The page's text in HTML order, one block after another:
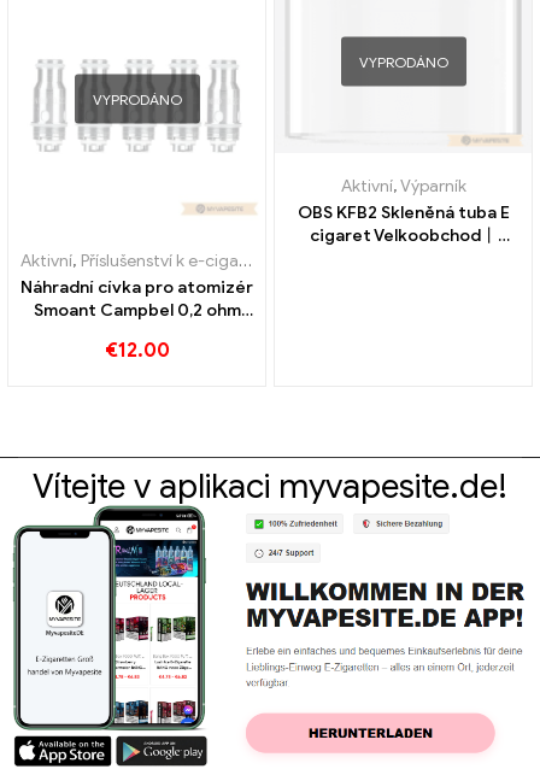
VYPRODÁNO
Aktivní, Příslušenství k e-cigaretám
Náhradní cívka pro atomizér
Smoant Campbel 0,2 ohm
e-cigareta na zakázku
€12.00
VYPRODÁNO
Aktivní,Výparník
OBS KFB2 Skleněná tuba E
cigaret Velkoobchod丨
Vítejte v aplikaci myvapesite.de!